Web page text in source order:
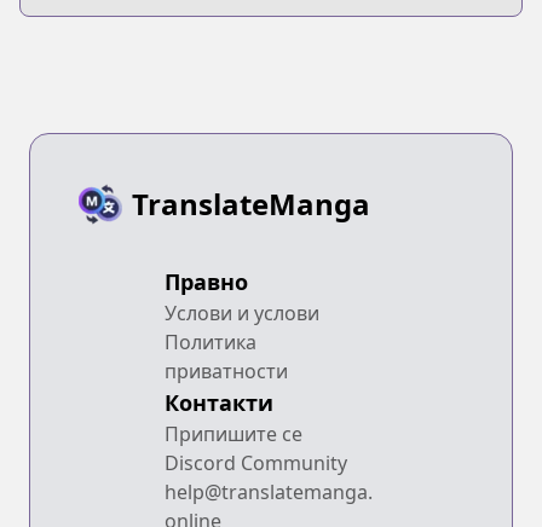
TranslateManga
Правно
Услови и услови
Политика
приватности
Контакти
Припишите се
Discord Community
help@translatemanga.
online